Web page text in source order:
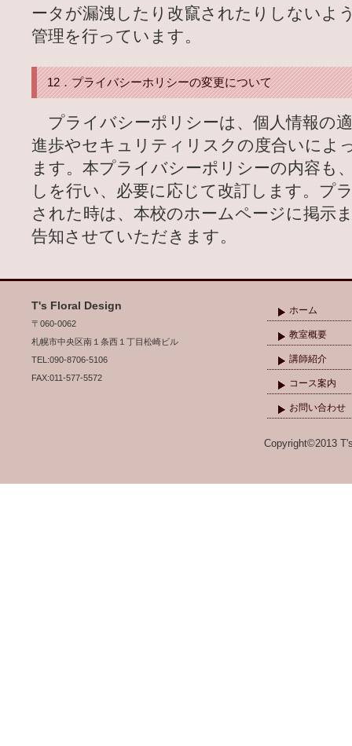
ータが漏洩したり改竄されたりしないよ
管理を行っています。
12．プライバシーホリシーの変更について
プライバシーポリシーは、個人情報の
進歩やセキュリティリスクの度合いによ
ます。本プライバシーポリシーの内容も
しを行い、必要に応じて改訂します。プ
された時は、本校のホームページに掲示
告知させていただきます。
T's Floral Design
〒060-0062
札幌市中央区南１条西１丁目松崎ビル
TEL:090-8706-5106
FAX:011-577-5572
ホーム
教室概要
講師紹介
コース案内
お問い合わせ
Copyright©2013